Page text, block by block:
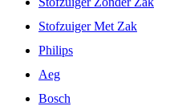
Stofzuiger Met Zak
Philips
Aeg
Bosch